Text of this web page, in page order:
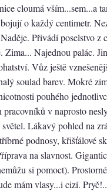
cloumá vším...sem...a
o každý centimetr.
Přivádí poselstvo z
Najednou palác.
Vůz ještě
soulad barev. Mokré
pouhého
v naprosto
Lákavý pohled na
podnosy, křišťálové
na slavnost.
si pomoct).
mám vlasy...i cizí.